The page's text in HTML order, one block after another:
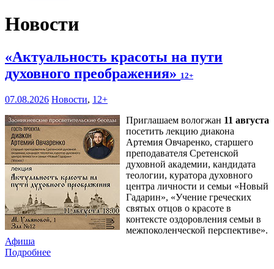
Новости
«Актуальность красоты на пути
духовного преображения» 12+
07.08.2026 Новости, 12+
Приглашаем вологжан 11 августа
посетить лекцию диакона
Артемия Овчаренко, старшего
преподавателя Сретенской
духовной академии, кандидата
теологии, куратора духовного
центра личности и семьи «Новый
Гадарин», «Учение греческих
святых отцов о красоте в
контексте оздоровления семьи в
межпоколенческой перспективе».
Афиша
Подробнее